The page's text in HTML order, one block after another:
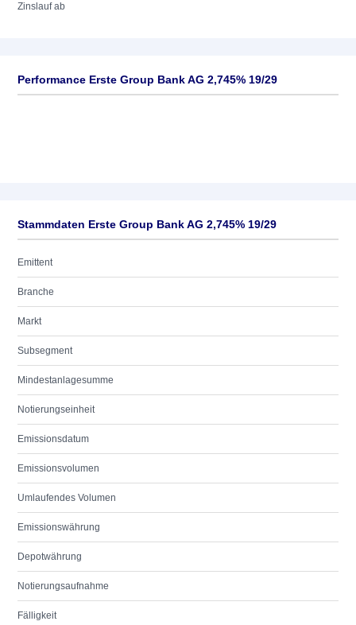
Zinslauf ab
Performance Erste Group Bank AG 2,745% 19/29
Stammdaten Erste Group Bank AG 2,745% 19/29
Emittent
Branche
Markt
Subsegment
Mindestanlagesumme
Notierungseinheit
Emissionsdatum
Emissionsvolumen
Umlaufendes Volumen
Emissionswährung
Depotwährung
Notierungsaufnahme
Fälligkeit